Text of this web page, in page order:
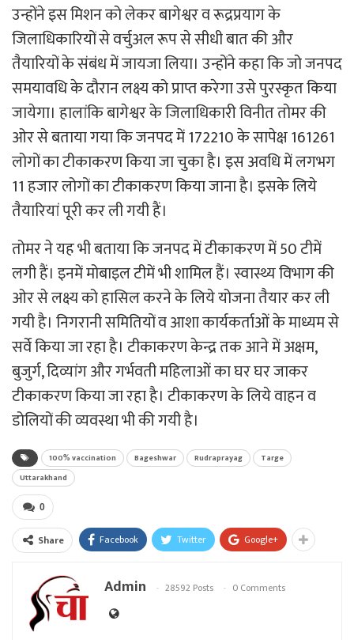
उन्होंने इस मिशन को लेकर बागेश्वर व रूद्रप्रयाग के
जिलाधिकारियों से वर्चुअल रूप से सीधी बात की और
तैयारियों के संबंध में जायजा लिया। उन्होंने कहा कि जो जनपद
समयावधि के दौरान लक्ष्य को प्राप्त करेगा उसे पुरस्कृत किया
जायेगा। हालांकि बागेश्वर के जिलाधिकारी विनीत तोमर की
ओर से बताया गया कि जनपद में 172210 के सापेक्ष 161261
लोगों का टीकाकरण किया जा चुका है। इस अवधि में लगभग
11 हजार लोगों का टीकाकरण किया जाना है। इसके लिये
तैयारियां पूरी कर ली गयी हैं।
तोमर ने यह भी बताया कि जनपद में टीकाकरण में 50 टीमें
लगी हैं। इनमें मोबाइल टीमें भी शामिल हैं। स्वास्थ्य विभाग की
ओर से लक्ष्य को हासिल करने के लिये योजना तैयार कर ली
गयी है। निगरानी समितियों व आशा कार्यकर्ताओं के माध्यम से
सर्वे किया जा रहा है। टीकाकरण केन्द्र तक आने में अक्षम,
बुजुर्ग, दिव्यांग और गर्भवती महिलाओं का घर घर जाकर
टीकाकरण किया जा रहा है। टीकाकरण के लिये वाहन व
डोलियों की व्यवस्था भी की गयी है।
100% vaccination Bageshwar Rudraprayag
Targe
Uttarakhand
0
Share Facebook Twitter Google+
Admin 28592 Posts 0 Comments